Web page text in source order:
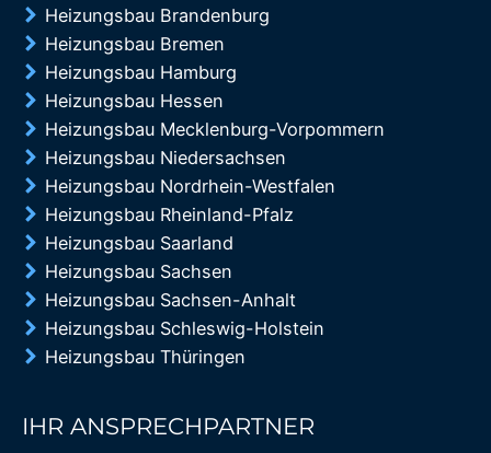
Heizungsbau Brandenburg
Heizungsbau Bremen
Heizungsbau Hamburg
Heizungsbau Hessen
Heizungsbau Mecklenburg-Vorpommern
Heizungsbau Niedersachsen
Heizungsbau Nordrhein-Westfalen
Heizungsbau Rheinland-Pfalz
Heizungsbau Saarland
Heizungsbau Sachsen
Heizungsbau Sachsen-Anhalt
Heizungsbau Schleswig-Holstein
Heizungsbau Thüringen
IHR ANSPRECHPARTNER